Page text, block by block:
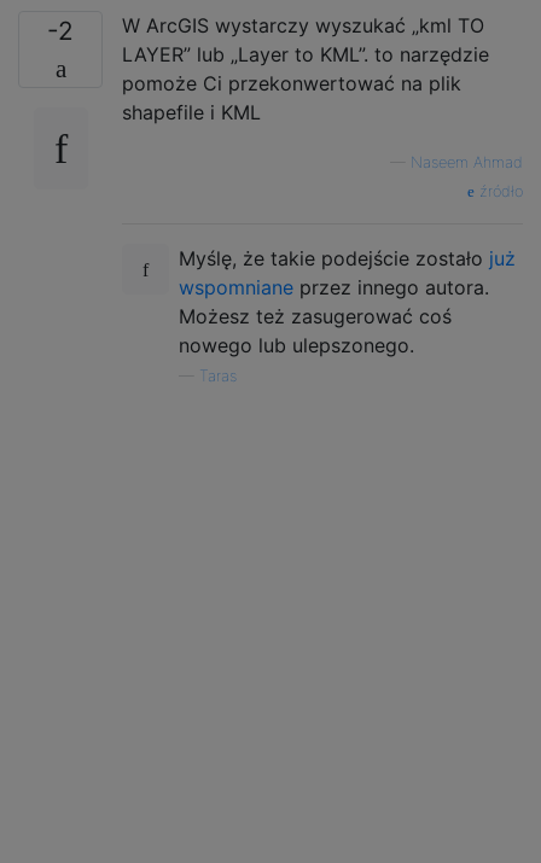
-2
W ArcGIS wystarczy wyszukać „kml TO
LAYER” lub „Layer to KML”. to narzędzie
pomoże Ci przekonwertować na plik
shapefile i KML
Naseem Ahmad
źródło
Myślę, że takie podejście zostało już
wspomniane przez innego autora.
Możesz też zasugerować coś
nowego lub ulepszonego.
Taras